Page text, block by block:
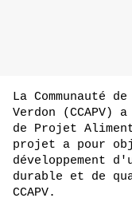
La Communauté
Verdon (CCAPV)
de Projet
projet a pour
développement
durable et de
CCAPV.